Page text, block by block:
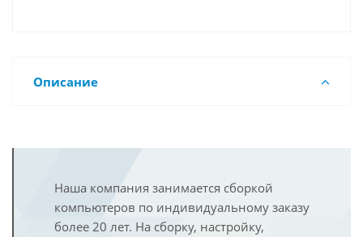
Описание
Наша компания занимается сборкой
компьютеров по индивидуальному заказу
более 20 лет. На сборку, настройку,